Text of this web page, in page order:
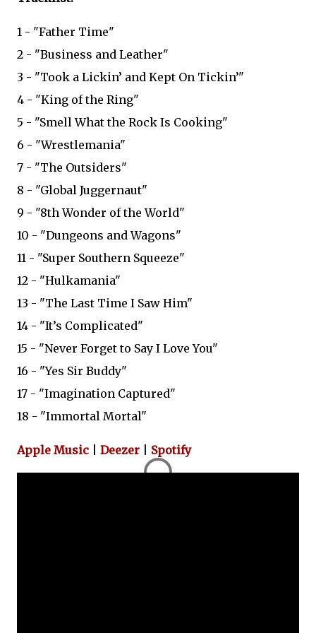
1 - "Father Time"
2 - "Business and Leather"
3 - "Took a Lickin’ and Kept On Tickin’"
4 - "King of the Ring"
5 - "Smell What the Rock Is Cooking"
6 - "Wrestlemania"
7 - "The Outsiders"
8 - "Global Juggernaut"
9 - "8th Wonder of the World"
10 - "Dungeons and Wagons"
11 - "Super Southern Squeeze"
12 - "Hulkamania"
13 - "The Last Time I Saw Him"
14 - "It’s Complicated"
15 - "Never Forget to Say I Love You"
16 - "Yes Sir Buddy"
17 - "Imagination Captured"
18 - "Immortal Mortal"
Apple Music Deezer Spotify